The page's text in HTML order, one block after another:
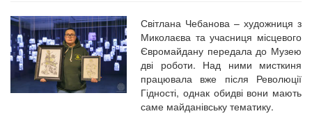
Світлана Чебанова – художниця з
Миколаєва та учасниця місцевого
Євромайдану передала до Музею
дві роботи. Над ними мисткиня
працювала вже після Революції
Гідності, однак обидві вони мають
саме майданівську тематику.